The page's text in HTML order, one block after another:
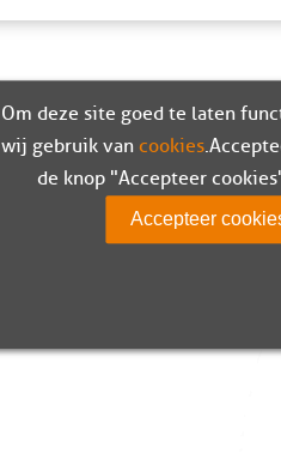
Om deze site goed te laten
wij gebruik van cookies.
de knop "Accepteer
Accepteer